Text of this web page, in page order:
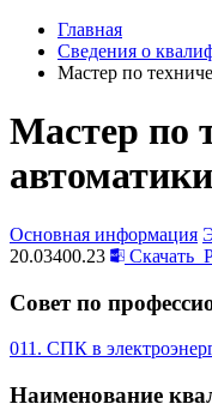
Главная
Сведения о
Мастер по
Мастер по
Основная информация
20.03400.23
Скачать
Совет по
011. СПК в
Наименование